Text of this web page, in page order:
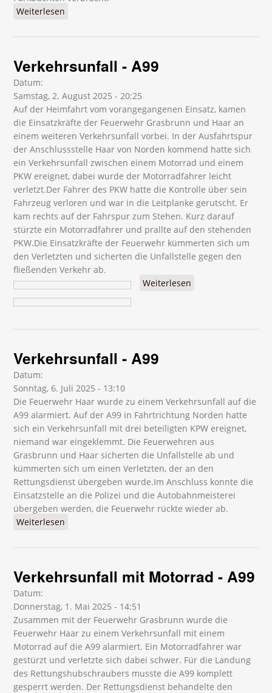
Weiterlesen
Verkehrsunfall - A99
Datum:
Samstag, 2. August 2025 - 20:25
Auf der Heimfahrt vom vorangegangenen Einsatz, kamen
die Einsatzkräfte der Feuerwehr Grasbrunn und Haar an
einem weiteren Verkehrsunfall vorbei. In der Ausfahrtspur
der Anschlussstelle Haar von Norden kommend hatte sich
ein Verkehrsunfall zwischen einem Motorrad und einem
PKW ereignet, dabei wurde der Motorradfahrer leicht
verletzt.Der Fahrer des PKW hatte die Kontrolle über sein
Fahrzeug verloren und war in die Leitplanke gerutscht. Er
kam rechts auf der Fahrspur zum Stehen. Kurz darauf
stürzte ein Motorradfahrer und prallte auf den stehenden
PKW.Die Einsatzkräfte der Feuerwehr kümmerten sich um
den Verletzten und sicherten die Unfallstelle gegen den
fließenden Verkehr ab.
Weiterlesen
Verkehrsunfall - A99
Datum:
Sonntag, 6. Juli 2025 - 13:10
Die Feuerwehr Haar wurde zu einem Verkehrsunfall auf die
A99 alarmiert. Auf der A99 in Fahrtrichtung Norden hatte
sich ein Verkehrsunfall mit drei beteiligten KPW ereignet,
niemand war eingeklemmt. Die Feuerwehren aus
Grasbrunn und Haar sicherten die Unfallstelle ab und
kümmerten sich um einen Verletzten, der an den
Rettungsdienst übergeben wurde.Im Anschluss konnte die
Einsatzstelle an die Polizei und die Autobahnmeisterei
übergeben werden, die Feuerwehr rückte wieder ab.
Weiterlesen
Verkehrsunfall mit Motorrad - A99
Datum:
Donnerstag, 1. Mai 2025 - 14:51
Zusammen mit der Feuerwehr Grasbrunn wurde die
Feuerwehr Haar zu einem Verkehrsunfall mit einem
Motorrad auf die A99 alarmiert. Ein Motorradfahrer war
gestürzt und verletzte sich dabei schwer. Für die Landung
des Rettungshubschraubers musste die A99 komplett
gesperrt werden. Der Rettungsdienst behandelte den